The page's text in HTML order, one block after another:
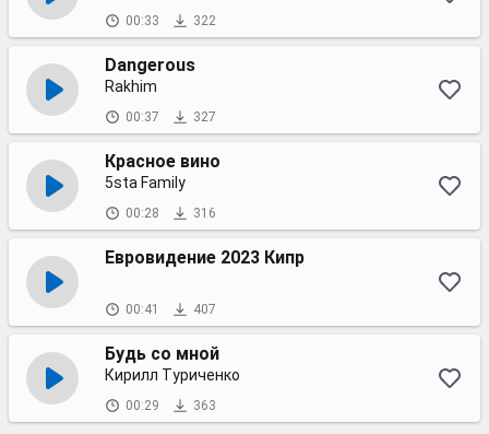
00:33 322
Dangerous
Rakhim
00:37 327
Красное вино
5sta Family
00:28 316
Евровидение 2023 Кипр
00:41 407
Будь со мной
Кирилл Туриченко
00:29 363